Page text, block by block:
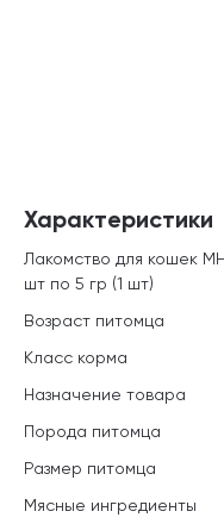
Характеристики
Лакомство для кошек
шт по 5 гр (1 шт)
Возраст питомца
Класс корма
Назначение товара
Порода питомца
Размер питомца
Мясные ингредиенты